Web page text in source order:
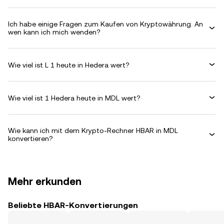
Ich habe einige Fragen zum Kaufen von Kryptowährung. An
wen kann ich mich wenden?
Wie viel ist L 1 heute in Hedera wert?
Wie viel ist 1 Hedera heute in MDL wert?
Wie kann ich mit dem Krypto-Rechner HBAR in MDL
konvertieren?
Mehr erkunden
Beliebte HBAR-Konvertierungen